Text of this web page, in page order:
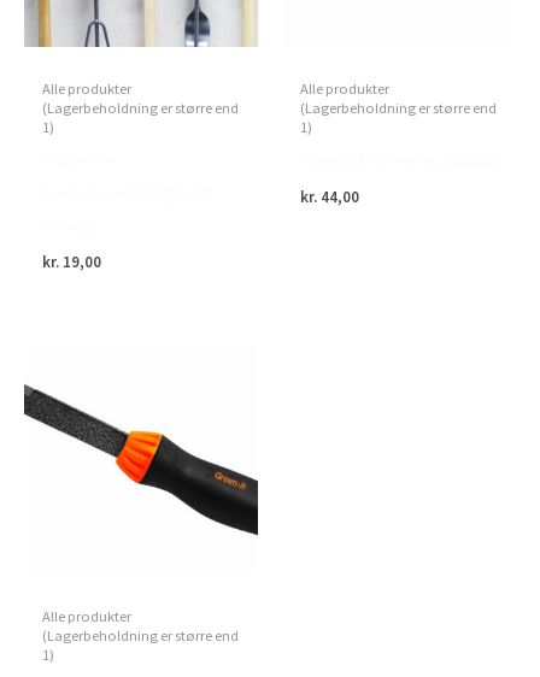
Alle produkter
(Lagerbeholdning er større end
1)
kr. 19,00
Alle produkter
(Lagerbeholdning er større end
1)
kr. 44,00
Alle produkter
(Lagerbeholdning er større end
1)